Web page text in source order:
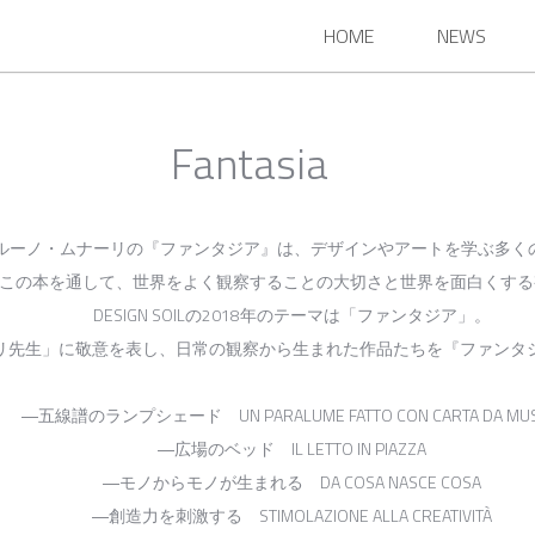
HOME NEWS
Fantasia
ナーリの『ファンタジア』は、デザインやアートを学ぶ多くの
して、世界をよく観察することの大切さと世界を面白くする
DESIGN SOILの2018年のテーマは「ファンタジア」。
敬意を表し、日常の観察から生まれた作品たちを『ファンタジ
ランプシェード UN PARALUME FATTO CON CARTA DA
―広場のベッド IL LETTO IN PIAZZA
―モノからモノが生まれる DA COSA NASCE COSA
―創造力を刺激する STIMOLAZIONE ALLA CREATIVITÀ